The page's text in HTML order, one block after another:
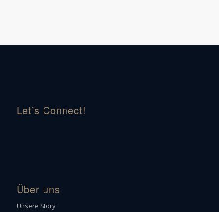
Let’s Connect!
Über uns
Unsere Story